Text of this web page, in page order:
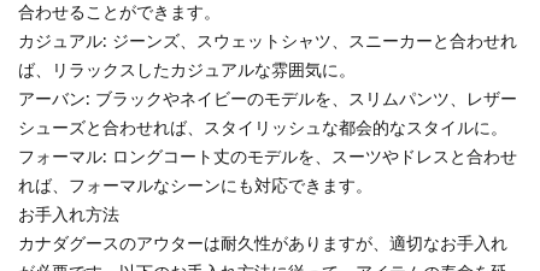
合わせることができます。
カジュアル: ジーンズ、スウェットシャツ、スニーカーと合わせれ
ば、リラックスしたカジュアルな雰囲気に。
アーバン: ブラックやネイビーのモデルを、スリムパンツ、レザー
シューズと合わせれば、スタイリッシュな都会的なスタイルに。
フォーマル: ロングコート丈のモデルを、スーツやドレスと合わせ
れば、フォーマルなシーンにも対応できます。
お手入れ方法
カナダグースのアウターは耐久性がありますが、適切なお手入れ